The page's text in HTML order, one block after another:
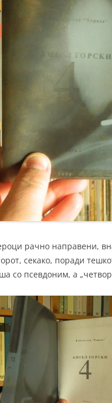
рачно направени,
секако, поради
со псевдоним, a